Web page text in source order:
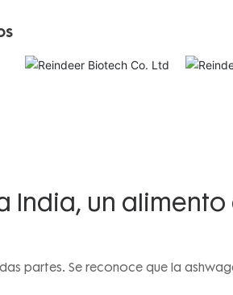
India, un alimento
partes. Se reconoce que la